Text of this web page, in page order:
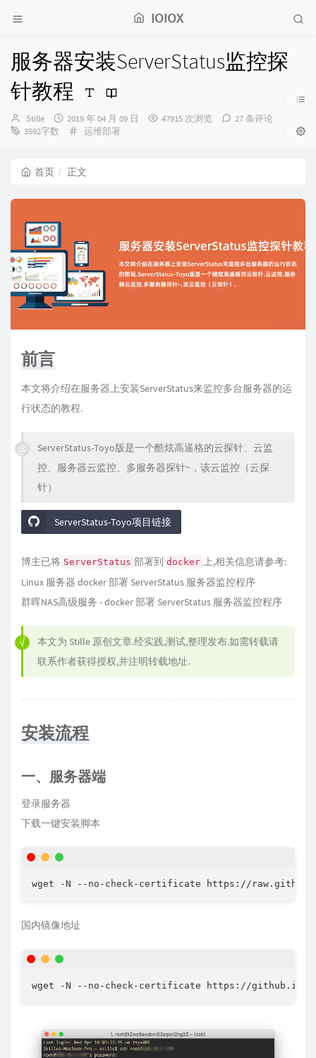
IOIOX
服务器安装ServerStatus监控探
针教程
博
主：
Stille
发
布
2019 年 04 月 09 日 47915 次浏览
27 条评论
3592字数
分
运维部署
首页 正文
前言
本文将介绍在服务器上安装ServerStatus来监控多台服务器的运
行状态的教程.
ServerStatus-Toyo版是一个酷炫高逼格的云探针、云监
控、服务器云监控、多服务器探针~，该云监控（云探
针）
ServerStatus-Toyo项目链接
博主已将 ServerStatus 部署到 docker 上,相关信息请参考:
Linux 服务器 docker 部署 ServerStatus 服务器监控程序
群晖NAS高级服务 - docker 部署 ServerStatus 服务器监控程序
本文为 Stille 原创文章.经实践,测试,整理发布.如需转载请
联系作者获得授权,并注明转载地址.
安装流程
一、服务器端
登录服务器
下载一键安装脚本
wget -N --no-check-certificate https://
国内镜像地址
wget -N --no-check-certificate https://